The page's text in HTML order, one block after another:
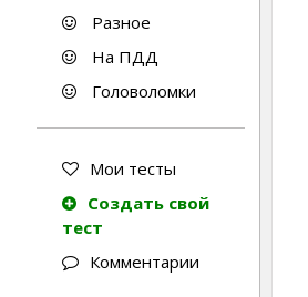
Разное
На ПДД
Головоломки
Мои тесты
Создать свой
тест
Комментарии